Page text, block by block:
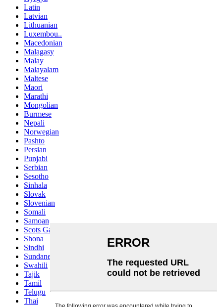
Latin
Latvian
Lithuanian
Luxembou..
Macedonian
Malagasy
Malay
Malayalam
Maltese
Maori
Marathi
Mongolian
Burmese
Nepali
Norwegian
Pashto
Persian
Punjabi
Serbian
Sesotho
Sinhala
Slovak
Slovenian
Somali
Samoan
Scots Gaelic
Shona
Sindhi
Sundanese
Swahili
Tajik
Tamil
Telugu
Thai